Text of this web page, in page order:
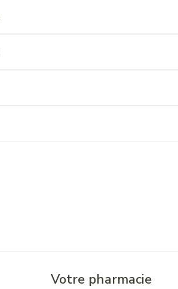
Votre pharmacie